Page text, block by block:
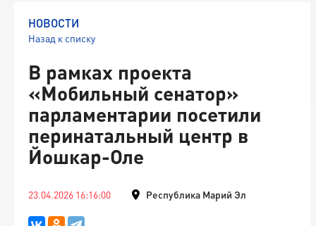
НОВОСТИ
Назад к списку
В рамках проекта
«Мобильный сенатор»
парламентарии посетили
перинатальный центр в
Йошкар-Оле
23.04.2026 16:16:00 Республика Марий Эл